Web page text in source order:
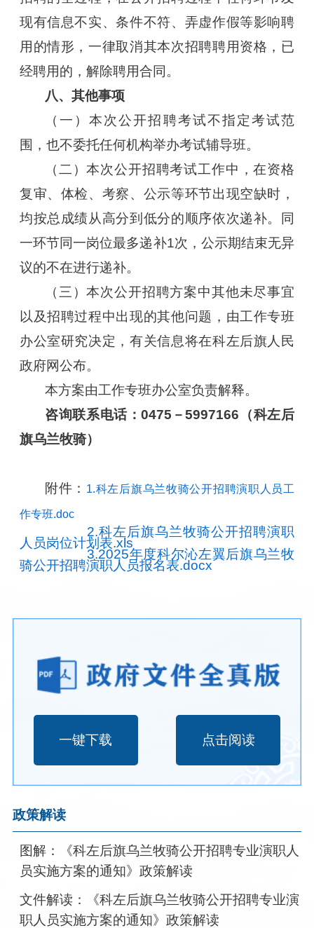
现有信息不实、条件不符、弄虚作假等影响聘
用的情形，一律取消其本次招聘聘用资格，已
经聘用的，解除聘用合同。
八、其他事项
（一）本次公开招聘考试不指定考试范
围，也不委托任何机构举办考试辅导班。
（二）本次公开招聘考试工作中，在资格
复审、体检、考察、公示等环节出现空缺时，
均按总成绩从高分到低分的顺序依次递补。同
一环节同一岗位最多递补1次，公示期结束无异
议的不在进行递补。
（三）本次公开招聘方案中其他未尽事宜
以及招聘过程中出现的其他问题，由工作专班
办公室研究决定，有关信息将在科左后旗人民
政府网公布。
本方案由工作专班办公室负责解释。
咨询联系电话：0475－5997166（科左后
旗乌兰牧骑）
附件： 1.科左后旗乌兰牧骑公开招聘演职人员工
作专班.doc
2.科左后旗乌兰牧骑公开招聘演职
人员岗位计划表.xls
3.2025年度科尔沁左翼后旗乌兰牧
骑公开招聘演职人员报名表.docx
一键下载 点击阅读
政策解读
图解：《科左后旗乌兰牧骑公开招聘专业演职人
员实施方案的通知》政策解读
文件解读：《科左后旗乌兰牧骑公开招聘专业演
职人员实施方案的通知》政策解读